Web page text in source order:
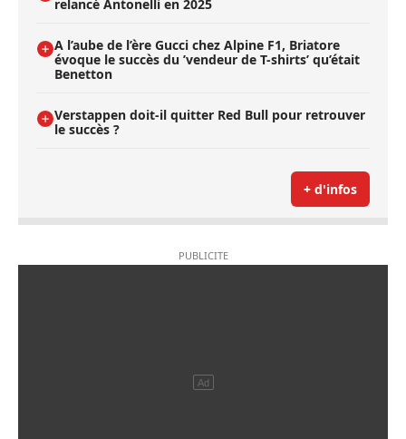
relancé Antonelli en 2025
A l’aube de l’ère Gucci chez Alpine F1, Briatore
évoque le succès du ’vendeur de T-shirts’ qu’était
Benetton
Verstappen doit-il quitter Red Bull pour retrouver
le succès ?
+ d'infos